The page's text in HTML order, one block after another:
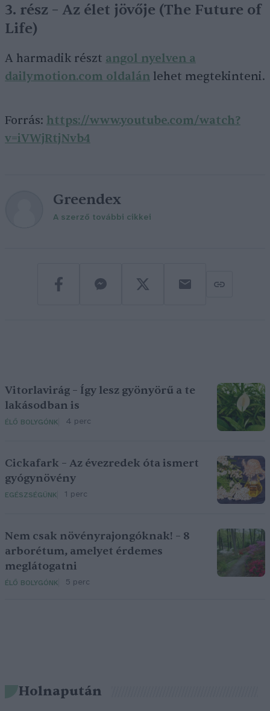
3. rész – Az élet jövője (The Future of
Life)
A harmadik részt angol nyelven a
dailymotion.com oldalán lehet megtekinteni.
Forrás: https://www.youtube.com/watch?
v=iVWjRtjNvb4
Greendex
A szerző további cikkei
Vitorlavirág – Így lesz gyönyörű a te
lakásodban is
ÉLŐ BOLYGÓNK 4 perc
Cickafark – Az évezredek óta ismert
gyógynövény
EGÉSZSÉGÜNK 1 perc
Nem csak növényrajongóknak! – 8
arborétum, amelyet érdemes
meglátogatni
ÉLŐ BOLYGÓNK 5 perc
Holnapután